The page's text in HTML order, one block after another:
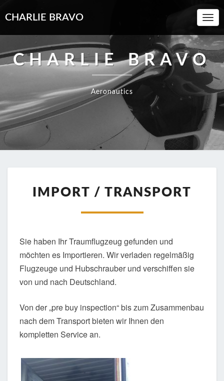
CHARLIE BRAVO
CHARLIE BRAVO
Aeronautics
/
IMPORT / TRANSPORT
Sie haben Ihr Traumflugzeug gefunden und
möchten es Importieren. Wir verladen regelmäßig
Flugzeuge und Hubschrauber und verschiffen sie
von und nach Deutschland.
Von der „pre buy inspection“ bis zum Zusammenbau
nach dem Transport bieten wir Ihnen den
kompletten Service an.